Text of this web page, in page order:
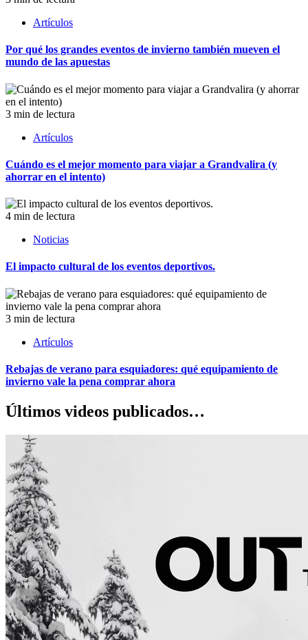
Artículos
Por qué los grandes eventos de invierno también mueven el
mundo de las apuestas
3 min de lectura
Artículos
Cuándo es el mejor momento para viajar a Grandvalira (y
ahorrar en el intento)
4 min de lectura
Noticias
El impacto cultural de los eventos deportivos.
3 min de lectura
Artículos
Rebajas de verano para esquiadores: qué equipamiento de
invierno vale la pena comprar ahora
Últimos videos publicados…